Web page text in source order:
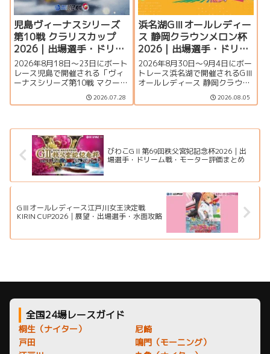
児島ヴィーナスシリーズ
第10戦 クラリスカップ
2026｜出場選手・ドリー
ム戦・注目モーター・イ
ベント情報まとめ
2026年8月18日～23日にボート
レース児島で開催される「ヴィ
ーナスシリーズ第10戦 マクール
杯争奪第16回クラリスカップ」
の特集ページです。出場選手一
報まで詳しく紹介します。
2026.07.28
浜名湖GⅢオールレディー
ス 静岡クラウンメロン杯
2026｜出場選手・ドリー
ム戦・注目モーター・イ
ベント情報まとめ
2026年8月30日～9月4日にボー
トレース浜名湖で開催されるGⅢ
オールレディース 静岡クラウン
メロン杯の特集ページです。出
場選手一覧、シリーズ展望、ド
を詳しく紹介します。
2026.08.05
びわこGⅡ第69回秩父宮妃記念杯2026｜出
場選手・ドリーム戦・モーター評価まとめ
GⅢオールレディース江戸川女王決定戦
KIRIN CUP2026｜展望・出場選手・水面攻略
全国24場レースガイド
桐生（ナイター）
戸田
尼崎
鳴門（モーニング）